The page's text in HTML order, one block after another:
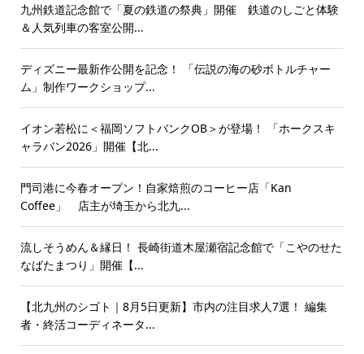
九州鉄道記念館で「夏の鉄道の祭典」開催 鉄道のしごと体験
＆人気列車の客室公開...
ディズニー最新作公開を記念！ 「伝説の海の砂ボトルチャー
ム」制作ワークショップ...
イオン若松に＜福岡ソフトバンクOB＞が登場！ 「ホークスキ
ャラバン2026」開催【北...
門司港に今春オープン！自家焙煎のコーヒー店「Kan
Coffee」 店主が埼玉から北九...
流しそうめん＆縁日！ 長崎街道木屋瀬宿記念館で「こやのせた
なばたまつり」開催【...
【北九州のシゴト｜8月5日更新】市内の注目求人7選！ 編集
者・終活コーディネータ...